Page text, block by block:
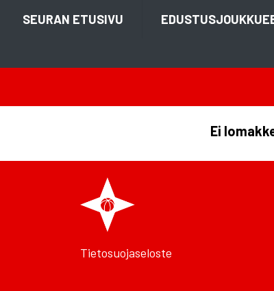
SEURAN ETUSIVU
Ei
Tietosuojaseloste